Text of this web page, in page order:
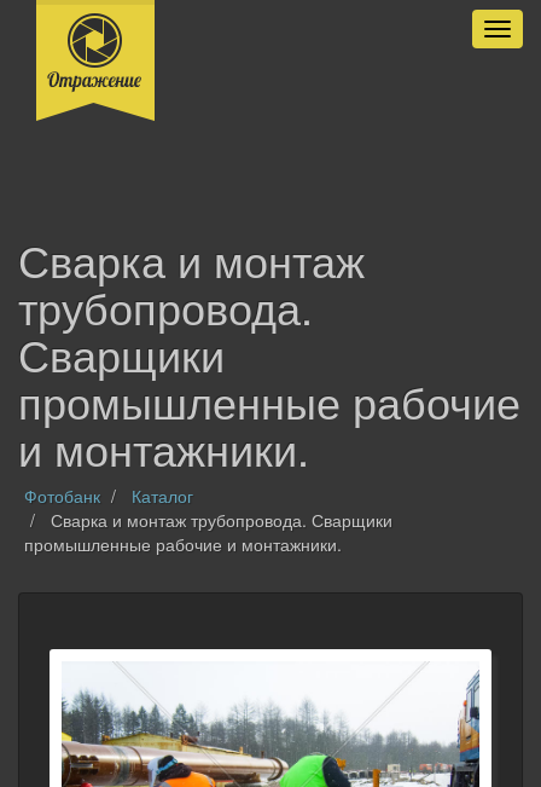
Сварка и монтаж
трубопровода.
Сварщики
промышленные рабочие
и монтажники.
Фотобанк
Каталог
Сварка и монтаж трубопровода. Сварщики
промышленные рабочие и монтажники.